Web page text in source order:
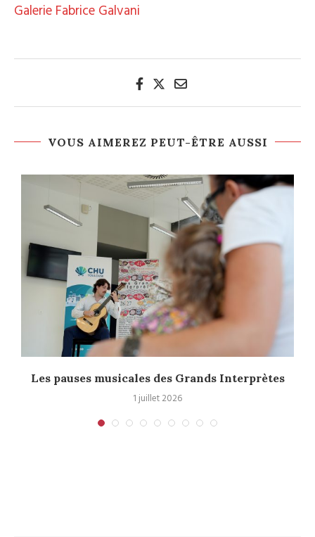
Galerie Fabrice Galvani
VOUS AIMEREZ PEUT-ÊTRE AUSSI
Les pauses musicales des Grands Interprètes
1 juillet 2026